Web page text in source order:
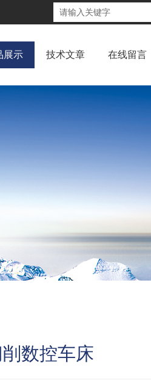
展示 技术文章 在线留言
数控车床